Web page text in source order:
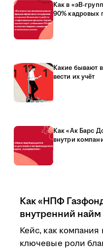
Как в «эВ-
90% кадровых
Какие бывают
вести их учёт
Как «Ак Барс
внутри
Как «НПФ
внутренний найм
Кейс, как компания
ключевые роли